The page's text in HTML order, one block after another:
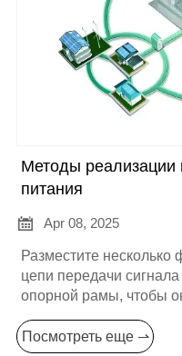
Методы реализации
питания

Apr 08, 2025
Разместите несколько
цепи передачи
опорной рамы, чтобы
сделайте структуру
Посмотреть еще ⇀